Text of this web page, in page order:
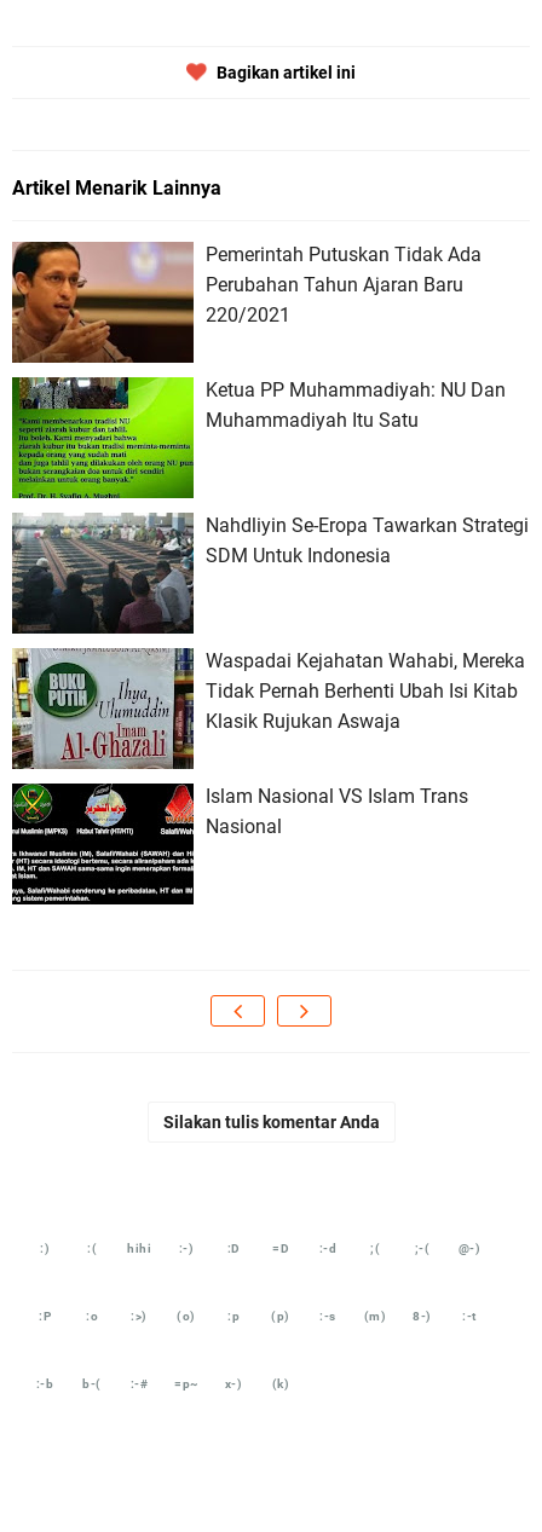
Bagikan artikel ini
Artikel Menarik Lainnya
Pemerintah Putuskan Tidak Ada
Perubahan Tahun Ajaran Baru
220/2021
Ketua PP Muhammadiyah: NU Dan
Muhammadiyah Itu Satu
Nahdliyin Se-Eropa Tawarkan Strategi
SDM Untuk Indonesia
Waspadai Kejahatan Wahabi, Mereka
Tidak Pernah Berhenti Ubah Isi Kitab
Klasik Rujukan Aswaja
Islam Nasional VS Islam Trans
Nasional
Silakan tulis komentar Anda
:) :( hihi :-) :D =D :-d ;( ;-( @-)
:P :o :>) (o) :p (p) :-s (m) 8-) :-t
:-b b-( :-# =p~ x-) (k)